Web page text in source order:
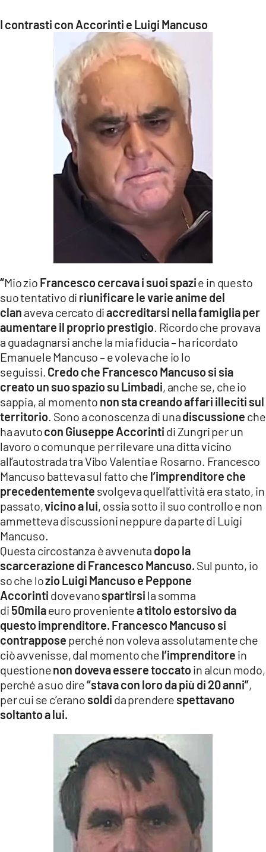
I contrasti con Accorinti e Luigi Mancuso
“Mio zio Francesco cercava i suoi spazie in questo
suo tentativo di riunificare le varie anime del
clan aveva cercato diaccreditarsi nella famiglia per
aumentare il proprio prestigio. Ricordo che provava
a guadagnarsi anche la mia fiducia – ha ricordato
Emanuele Mancuso – e voleva che io lo
seguissi. Credo che Francesco Mancuso si sia
creato un suo spazio su Limbadi, anche se, che io
sappia, al momento non sta creando affari illeciti sul
territorio. Sono a conoscenza di unadiscussione che
ha avutocon Giuseppe Accorinti di Zungri per un
lavoro o comunque per rilevare una ditta vicino
all’autostrada tra Vibo Valentia e Rosarno. Francesco
Mancuso batteva sul fatto che l’imprenditore che
precedentemente svolgeva quell’attività era stato, in
passato,vicino a lui, ossia sotto il suo controllo e non
ammetteva discussioni neppure da parte di Luigi
Mancuso.
Questa circostanza è avvenuta dopo la
scarcerazione di Francesco Mancuso. Sul punto, io
so che lozio Luigi Mancuso e Peppone
Accorinti dovevanospartirsi la somma
di 50milaeuro provenientea titolo estorsivo da
questo imprenditore. Francesco Mancuso si
contrappose perché non voleva assolutamente che
ciò avvenisse, dal momento che l’imprenditore in
questionenon doveva essere toccatoin alcun modo,
perché a suo dire“stava con loro da più di 20 anni”,
per cui se c’erano soldi da prendere spettavano
soltanto a lui.